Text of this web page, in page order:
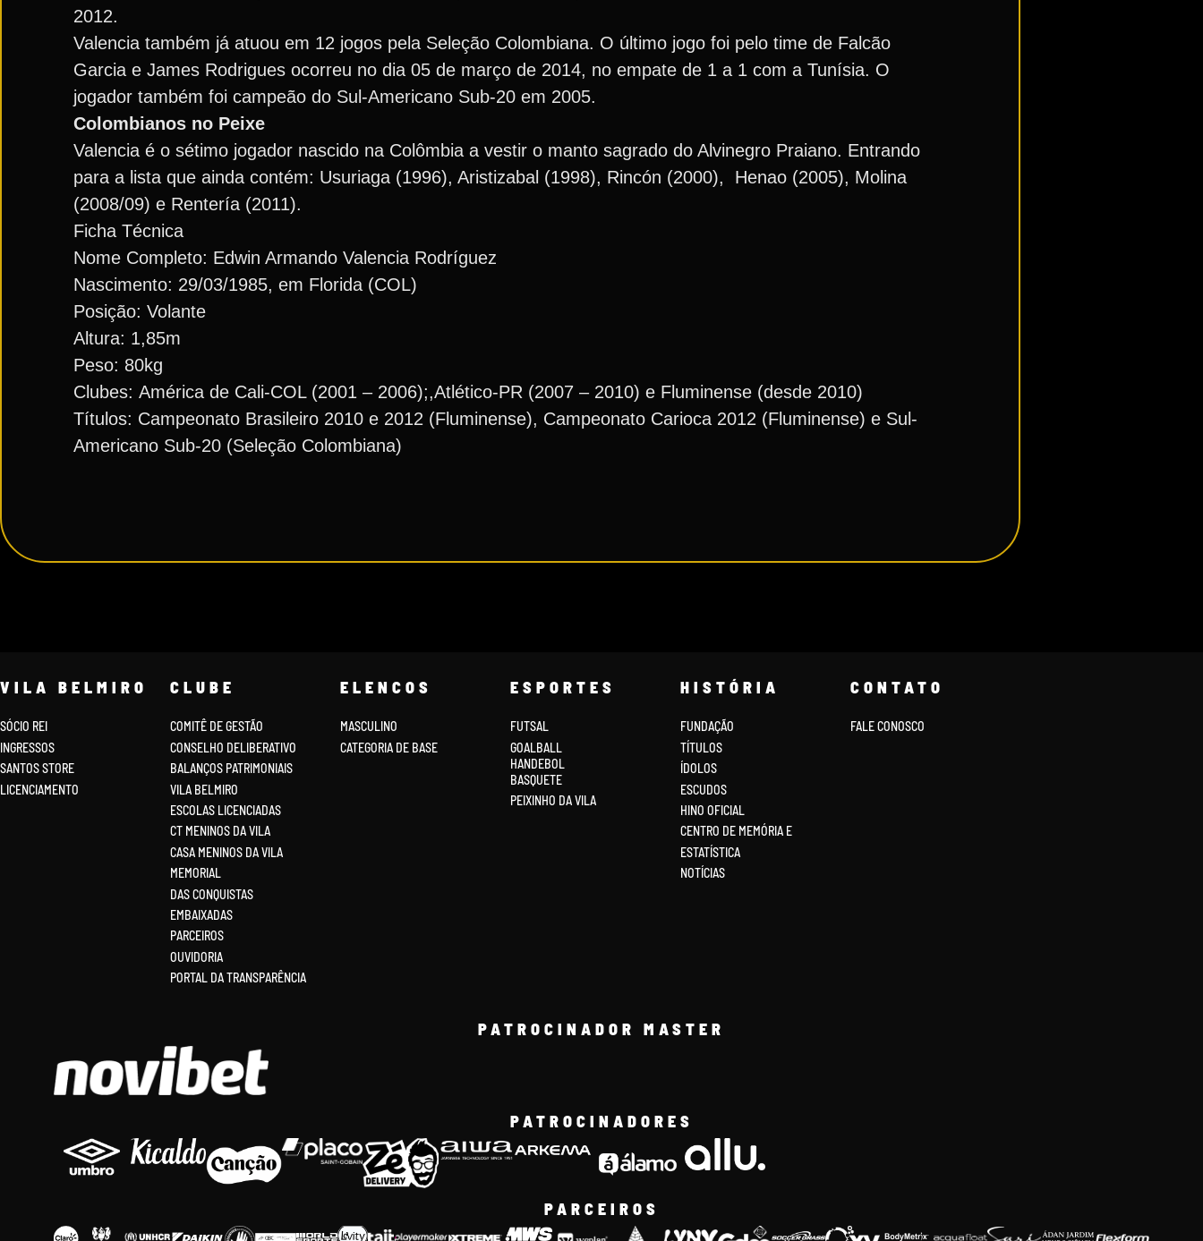
2012.
Valencia também já atuou em 12 jogos pela Seleção Colombiana. O último jogo foi pelo time de Falcão
Garcia e James Rodrigues ocorreu no dia 05 de março de 2014, no empate de 1 a 1 com a Tunísia. O
jogador também foi campeão do Sul-Americano Sub-20 em 2005.
Colombianos no Peixe
Valencia é o sétimo jogador nascido na Colômbia a vestir o manto sagrado do Alvinegro Praiano. Entrando
para a lista que ainda contém: Usuriaga (1996), Aristizabal (1998), Rincón (2000), Henao (2005), Molina
(2008/09) e Rentería (2011).
Ficha Técnica
Nome Completo: Edwin Armando Valencia Rodríguez
Nascimento: 29/03/1985, em Florida (COL)
Posição: Volante
Altura: 1,85m
Peso: 80kg
Clubes: América de Cali-COL (2001 – 2006);,Atlético-PR (2007 – 2010) e Fluminense (desde 2010)
Títulos: Campeonato Brasileiro 2010 e 2012 (Fluminense), Campeonato Carioca 2012 (Fluminense) e Sul-
Americano Sub-20 (Seleção Colombiana)
VILA BELMIRO
SÓCIO REI
INGRESSOS
SANTOS STORE
LICENCIAMENTO
CLUBE
COMITÊ DE GESTÃO
CONSELHO DELIBERATIVO
BALANÇOS PATRIMONIAIS
VILA BELMIRO
ESCOLAS LICENCIADAS
CT MENINOS DA VILA
CASA MENINOS DA VILA
MEMORIAL
DAS CONQUISTAS
EMBAIXADAS
PARCEIROS
OUVIDORIA
PORTAL DA TRANSPARÊNCIA
ELENCOS
MASCULINO
CATEGORIA DE BASE
ESPORTES
FUTSAL
GOALBALL
HANDEBOL
BASQUETE
PEIXINHO DA VILA
HISTÓRIA
FUNDAÇÃO
TÍTULOS
ÍDOLOS
ESCUDOS
HINO OFICIAL
CENTRO DE MEMÓRIA E
ESTATÍSTICA
NOTÍCIAS
CONTATO
FALE CONOSCO
PATROCINADOR MASTER
PATROCINADORES
PARCEIROS